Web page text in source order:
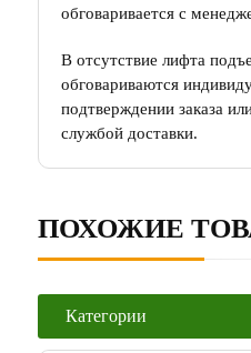
Категории
обговаривается с
В отсутствие лифта
обговариваются
подтверждении заказа
службой доставки.
ПОХОЖИЕ